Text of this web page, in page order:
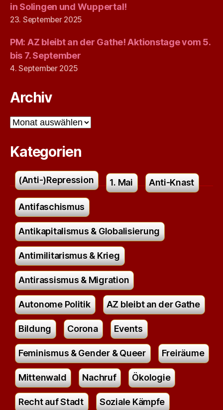
in Solingen und Wuppertal!
23. September 2025
PM: AZ bleibt an der Gathe! Aktionstage vom 5.
bis 7. September
4. September 2025
Archiv
Archiv
Kategorien
(Anti-)Repression 1. Mai Anti-Knast
Antifaschismus
Antikapitalismus & Globalisierung
Antimilitarismus & Krieg
Antirassismus & Migration
Autonome Politik AZ bleibt an der Gathe
Bildung Corona Events
Feminismus & Gender & Queer Freiräume
Mittenwald Nachruf Ökologie
Recht auf Stadt Soziale Kämpfe